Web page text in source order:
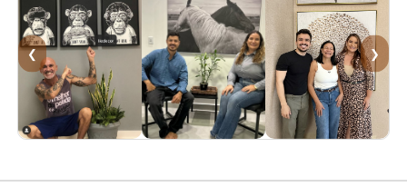
❮ ❯